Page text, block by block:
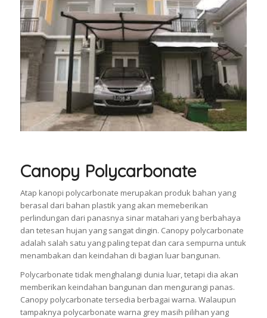
Canopy Polycarbonate
Atap kanopi polycarbonate merupakan produk bahan yang
berasal dari bahan plastik yang akan memeberikan
perlindungan dari panasnya sinar matahari yang berbahaya
dan tetesan hujan yang sangat dingin. Canopy polycarbonate
adalah salah satu yang paling tepat dan cara sempurna untuk
menambakan dan keindahan di bagian luar bangunan.
Polycarbonate tidak menghalangi dunia luar, tetapi dia akan
memberikan keindahan bangunan dan mengurangi panas.
Canopy polycarbonate tersedia berbagai warna. Walaupun
tampaknya polycarbonate warna grey masih pilihan yang